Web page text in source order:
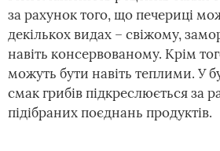
за рахунок того, що печериці
декількох видах – свіжому,
навіть консервованому. Крім
можуть бути навіть теплими. У
смак грибів підкреслюється за
підібраних поєднань продуктів.